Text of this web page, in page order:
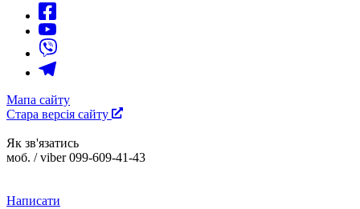
Мапа сайту
Стара версія сайту
Як зв'язатись
моб. / viber 099-609-41-43
Написати